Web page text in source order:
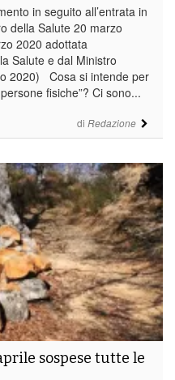
di Redazione
in seguito all’entrata in
della Salute 20 marzo
2020 adottata
Salute e dal Ministro
2020) Cosa si intende per
fisiche”? Ci sono...
sospese tutte le